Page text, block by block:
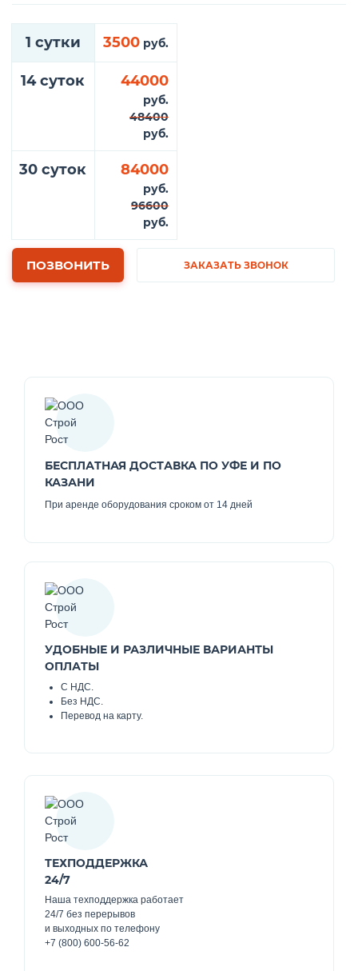
1 сутки 3500 руб.
14 суток 44000
руб.
48400
руб.
30 суток 84000
руб.
96600
руб.
ПОЗВОНИТЬ ЗАКАЗАТЬ ЗВОНОК
БЕСПЛАТНАЯ ДОСТАВКА ПО УФЕ И ПО
КАЗАНИ
При аренде оборудования сроком от 14 дней
УДОБНЫЕ И РАЗЛИЧНЫЕ ВАРИАНТЫ
ОПЛАТЫ
С НДС.
Без НДС.
Перевод на карту.
ТЕХПОДДЕРЖКА
24/7
Наша техподдержка работает
24/7 без перерывов
и выходных по телефону
+7 (800) 600-56-62